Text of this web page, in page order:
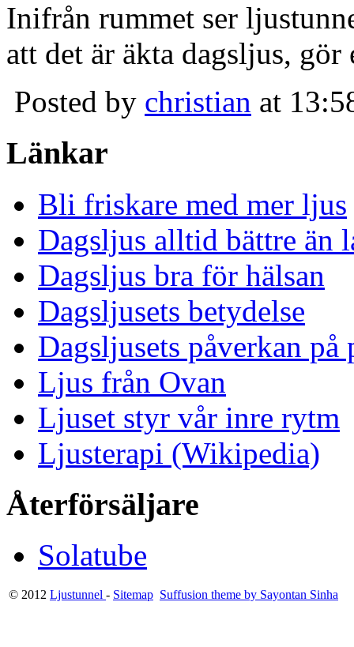
Inifrån rummet ser
att det är äkta dagsljus,
Posted by christian at
Länkar
Bli friskare med mer ljus
Dagsljus alltid bättre än
Dagsljus bra för hälsan
Dagsljusets betydelse
Dagsljusets påverkan på
Ljus från Ovan
Ljuset styr vår inre rytm
Ljusterapi (Wikipedia)
Återförsäljare
Solatube
© 2012 Ljustunnel - Sitemap Suffusion theme by Sayontan Sinha